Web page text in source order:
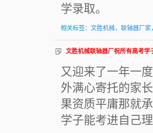
学录取。
相关标签： 文胜机械，联轴器厂家
文胜机械联轴器厂祝所有高考学
又迎来了一年一
外满心寄托的家
果资质平庸那就
学子能考进自己